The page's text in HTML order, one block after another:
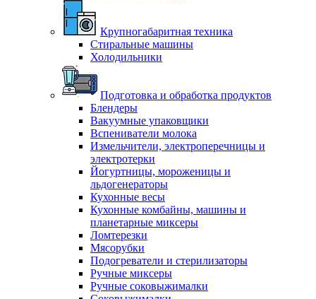
Крупногабаритная техника
Стиральные машины
Холодильники
Подготовка и обработка продуктов
Блендеры
Вакуумные упаковщики
Вспениватели молока
Измельчители, электроперечницы и
электротерки
Йогуртницы, мороженицы и
льдогенераторы
Кухонные весы
Кухонные комбайны, машины и
планетарные миксеры
Ломтерезки
Мясорубки
Подогреватели и стерилизаторы
Ручные миксеры
Ручные соковыжималки